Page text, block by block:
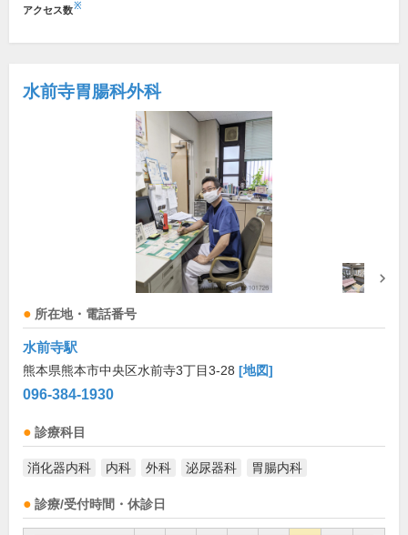
アクセス数※
水前寺胃腸科外科
所在地・電話番号
水前寺駅
熊本県熊本市中央区水前寺3丁目3-28 [地図]
096-384-1930
診療科目
消化器内科 内科 外科 泌尿器科 胃腸内科
診療/受付時間・休診日